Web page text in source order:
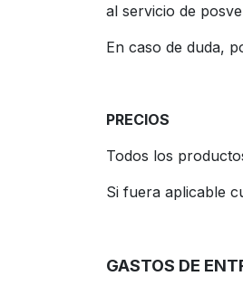
al servicio de
En caso de duda,
PRECIOS
Todos los
Si fuera aplicable
GASTOS DE